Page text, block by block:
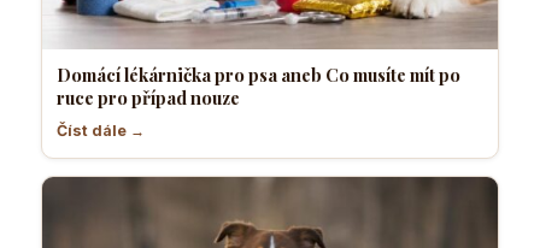
Domácí lékárnička pro psa aneb Co musíte mít po
ruce pro případ nouze
Číst dále →